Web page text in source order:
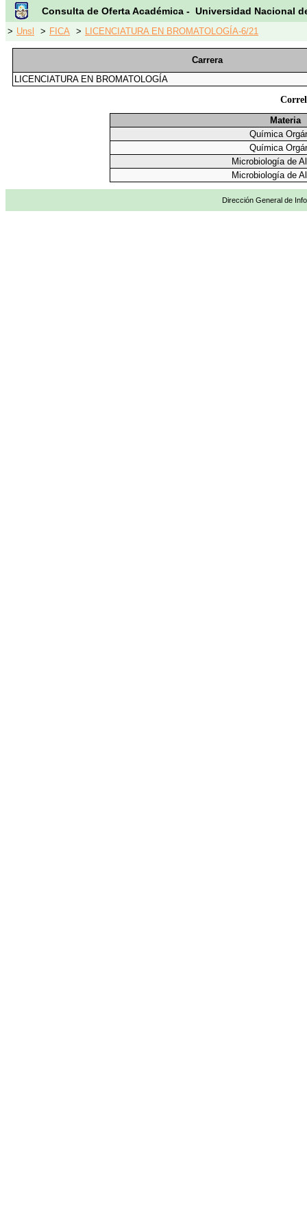
Consulta de Oferta Académica - Universidad Nacional
> Unsl > FICA > LICENCIATURA EN BROMATOLOGÍA-6/21
Carrera
LICENCIATURA EN BROMATOLOGÍA
Materia
Química
Química
Microbiología de
Microbiología de
Dirección General de